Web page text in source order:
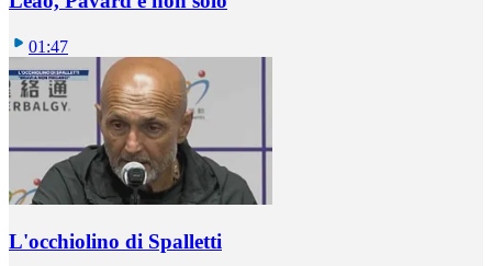
01:47
L'occhiolino di Spalletti